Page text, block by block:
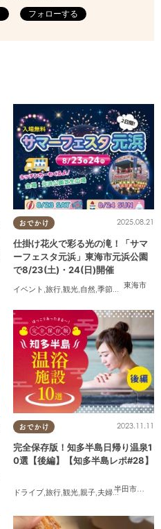
フォローする
ラーメン,パン ,カフェ,スイーツ,テイクアウト
おでかけ
東海市
2025.08.21
仕掛け花火で彩る光の滝！「サマ
ーフェスタ元浜」東海市元浜公園
で8/23(土)・24(日)開催
イベント 旅行 観光 自然 季節ネタ ,花火
友人
おでかけ
半田市
,常滑
2023.11.11
完全保存版！知多半島日帰り温泉1
0選【後編】【知多半島レポ#28】
ドライブ,旅行,観光,親子,夫婦,家族,知多半